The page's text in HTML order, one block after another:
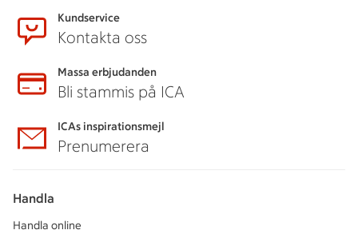
Kundservice
Kontakta oss
Massa erbjudanden
Bli stammis på ICA
ICAs inspirationsmejl
Prenumerera
Handla
Handla online